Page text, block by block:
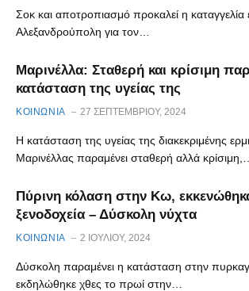
Σοκ και αποτροπιασμό προκαλεί η
Αλεξανδρούπολη για τον…
Μαρινέλλα: Σταθερή και κρίσιμη
κατάσταση της υγείας της
ΚΟΙΝΩΝΙΑ 27 ΣΕΠΤΕΜΒΡΊΟΥ, 2024
Η κατάσταση της υγείας της διακεκριμένης
Μαρινέλλας παραμένει σταθερή αλλά κρίσιμη,…
Πύρινη κόλαση στην Κω,
ξενοδοχεία – Δύσκολη νύχτα
ΚΟΙΝΩΝΙΑ 2 ΙΟΥΛΊΟΥ, 2024
Δύσκολη παραμένει η κατάσταση στην
εκδηλώθηκε χθες το πρωί στην…